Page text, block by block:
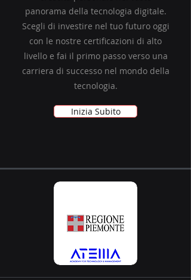
panorama della tecnologia digitale.
Scegli di investire nel tuo futuro oggi
con le nostre certificazioni di alto
livello e fai il primo passo verso una
carriera di successo nel mondo della
tecnologia.
Inizia Subito